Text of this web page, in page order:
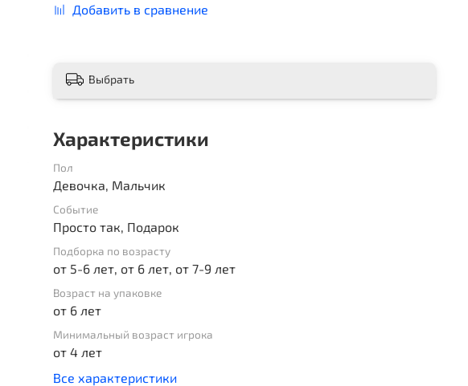
Добавить в сравнение
Выбрать
Характеристики
Пол
Девочка, Мальчик
Событие
Просто так, Подарок
Подборка по возрасту
от 5-6 лет, от 6 лет, от 7-9 лет
Возраст на упаковке
от 6 лет
Минимальный возраст игрока
от 4 лет
Все характеристики